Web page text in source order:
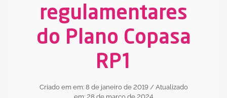
regulamentares
do Plano Copasa
RP1
Criado em em: 8 de janeiro de 2019 / Atualizado